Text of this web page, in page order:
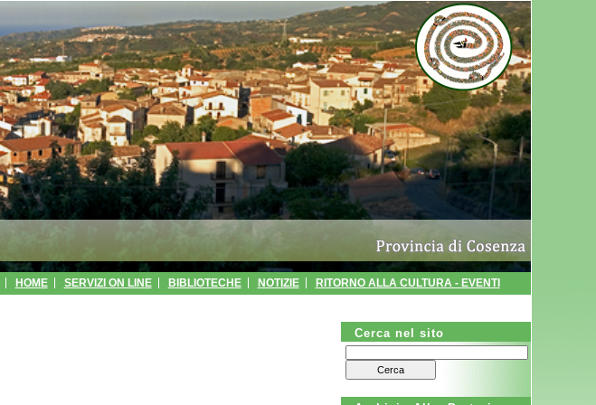
HOME SERVIZI ON LINE BIBLIOTECHE NOTIZIE
RITORNO ALLA CULTURA - EVENTI
Cerca nel sito